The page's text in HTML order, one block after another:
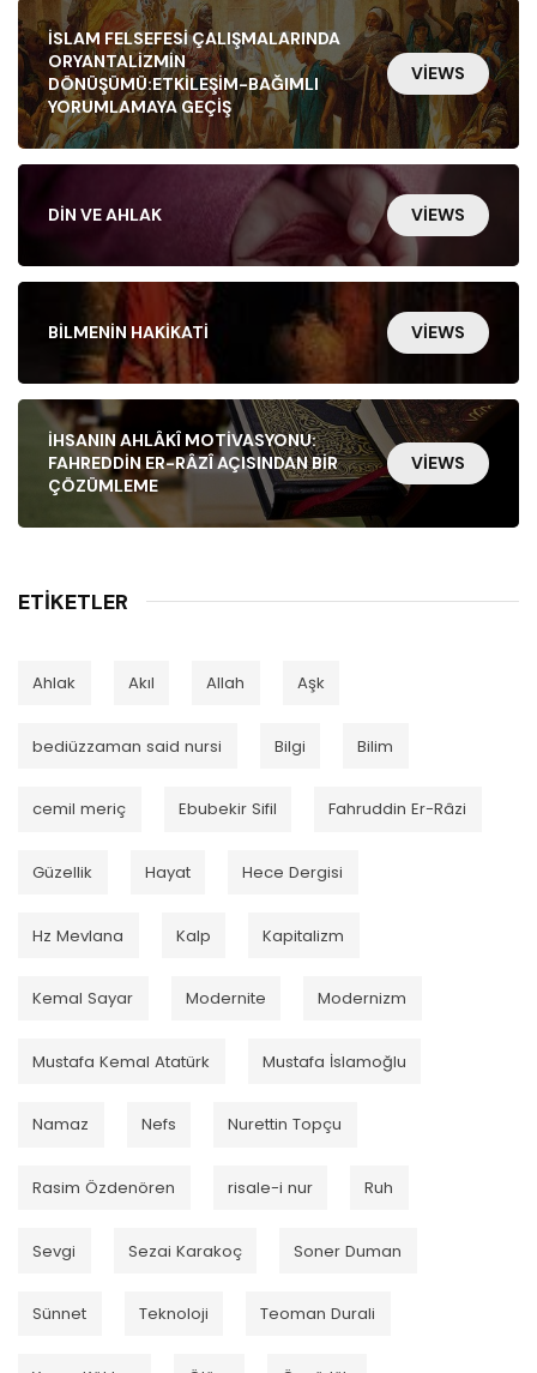
İSLAM FELSEFESI ÇALIŞMALARINDA
ORYANTALIZMIN
DÖNÜŞÜMÜ:ETKILEŞIM-BAĞIMLI
YORUMLAMAYA GEÇIŞ
VIEWS
DIN VE AHLAK VIEWS
BILMENIN HAKIKATI VIEWS
İHSANIN AHLÂKÎ MOTIVASYONU:
FAHREDDIN ER-RÂZÎ AÇISINDAN BIR
ÇÖZÜMLEME
VIEWS
ETIKETLER
Ahlak Akıl Allah Aşk
bediüzzaman said nursi Bilgi Bilim
cemil meriç Ebubekir Sifil Fahruddin Er-Râzi
Güzellik Hayat Hece Dergisi
Hz Mevlana Kalp Kapitalizm
Kemal Sayar Modernite Modernizm
Mustafa Kemal Atatürk Mustafa İslamoğlu
Namaz Nefs Nurettin Topçu
Rasim Özdenören risale-i nur Ruh
Sevgi Sezai Karakoç Soner Duman
Sünnet Teknoloji Teoman Durali